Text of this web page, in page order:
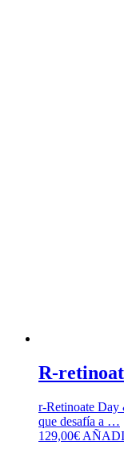
R-
r-Retinoate Day
que desafía a …
129,00€